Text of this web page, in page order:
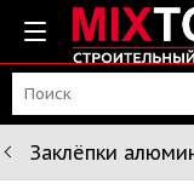
Заклёпки